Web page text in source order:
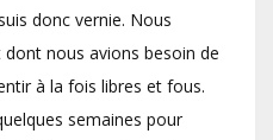
donc vernie. Nous
nous avions besoin de
à la fois libres et fous.
semaines pour